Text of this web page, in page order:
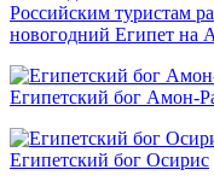
Российским туристам
новогодний Египет на
Египетский бог Амон-
Египетский бог Осирис